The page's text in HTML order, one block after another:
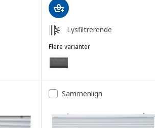
Lysfiltrerende
Flere varianter
Mulighed: HOPPVALS,
Sammenlign